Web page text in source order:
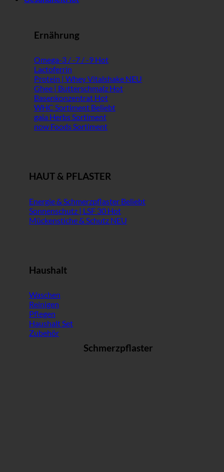
Ernährung
Omega-3 / -7 / -9
Lactoferrin
Protein | Whey Vitalshake
Ghee | Butterschmalz
Basenkonzentrat
WHC Sortiment
gaia Herbs Sortiment
now Foods Sortiment
HAUT & PFLASTER
Energie & Schmerzpflaster
Sonnenschutz | LSF 30
Mückenstiche & Schutz
Haushalt
Waschen
Reinigen
Pflegen
Haushalt Set
Zubehör
Schmerzpflaster